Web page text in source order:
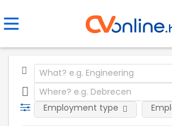
Employment type